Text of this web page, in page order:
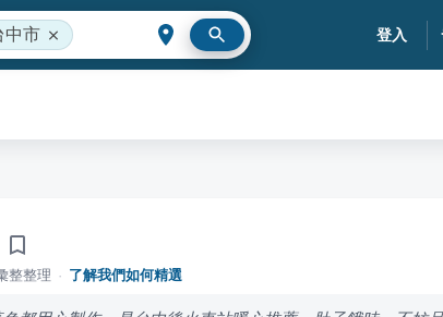
中市 登入
整整理 · 了解我們如何精選